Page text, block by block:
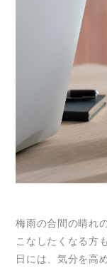
梅雨の合間の晴れ
こなしたくなる方
日には、気分を高